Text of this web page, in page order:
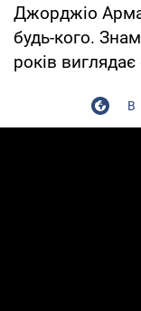
Джорджіо
будь-кого.
років